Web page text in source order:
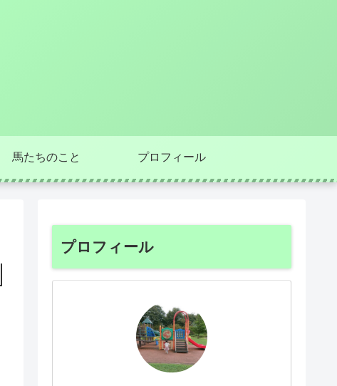
馬たちのこと プロフィール
プロフィール